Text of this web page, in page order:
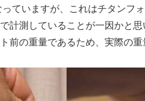
ていますが、これはチタンフ
計測していることが一因かと
前の重量であるため、実際の